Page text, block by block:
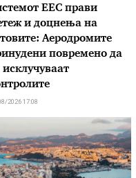
ЕЕС прави
и доцнења на
Аеродромите
повремено да
исклучуваат
2026 17:08